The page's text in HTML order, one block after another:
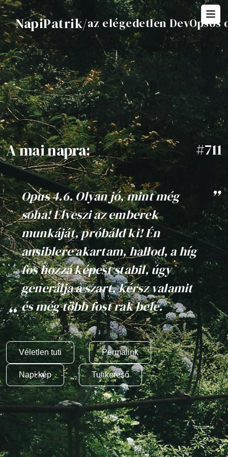
NapiPatrik/az elégedetlen DevOpsos
#711
A mai napra:
Opus 4.6. Olyan jó, mint még
soha! Elveszi az emberek
munkáját, próbáld ki! Én
ansiblere akartam, hallod, a híg
fos hozzá képest stabil, úgy
generálja a szart, kérsz valamit
és még több fost rak bele.
Véletlen tuti Permalink
Napi kép Tutikereső